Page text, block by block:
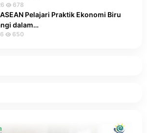
678
Pelajari Praktik Ekonomi Biru
dalam…
650